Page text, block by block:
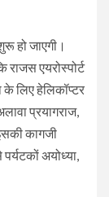
हो जाएगी।
एयरोस्‍पोर्ट
लिए हेलिकॉप्‍टर
प्रयागराज,
कागजी
अयोध्‍या,